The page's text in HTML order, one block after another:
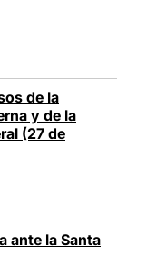
de la
y de la
(27 de
ante la Santa